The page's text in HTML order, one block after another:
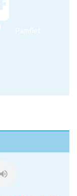
Pamflet